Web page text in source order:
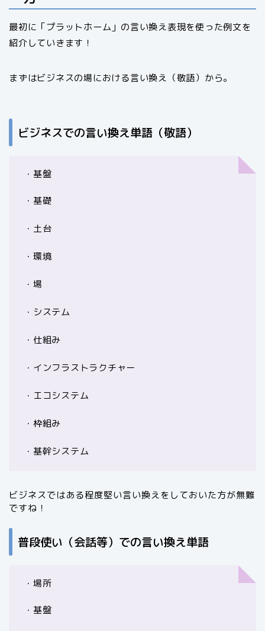
最初に「プラットホーム」の言い換え表現を使った例文を
紹介していきます！
まずはビジネスの場における言い換え（敬語）から。
ビジネスでの言い換え単語（敬語）
・基盤
・基礎
・土台
・環境
・場
・システム
・仕組み
・インフラストラクチャー
・エコシステム
・枠組み
・基幹システム
ビジネスではある程度堅い言い換えをしておいた方が無難
ですね！
普段使い（会話等）での言い換え単語
・場所
・基盤